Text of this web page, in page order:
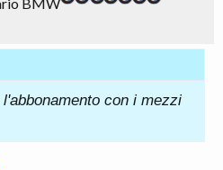
con i mezzi